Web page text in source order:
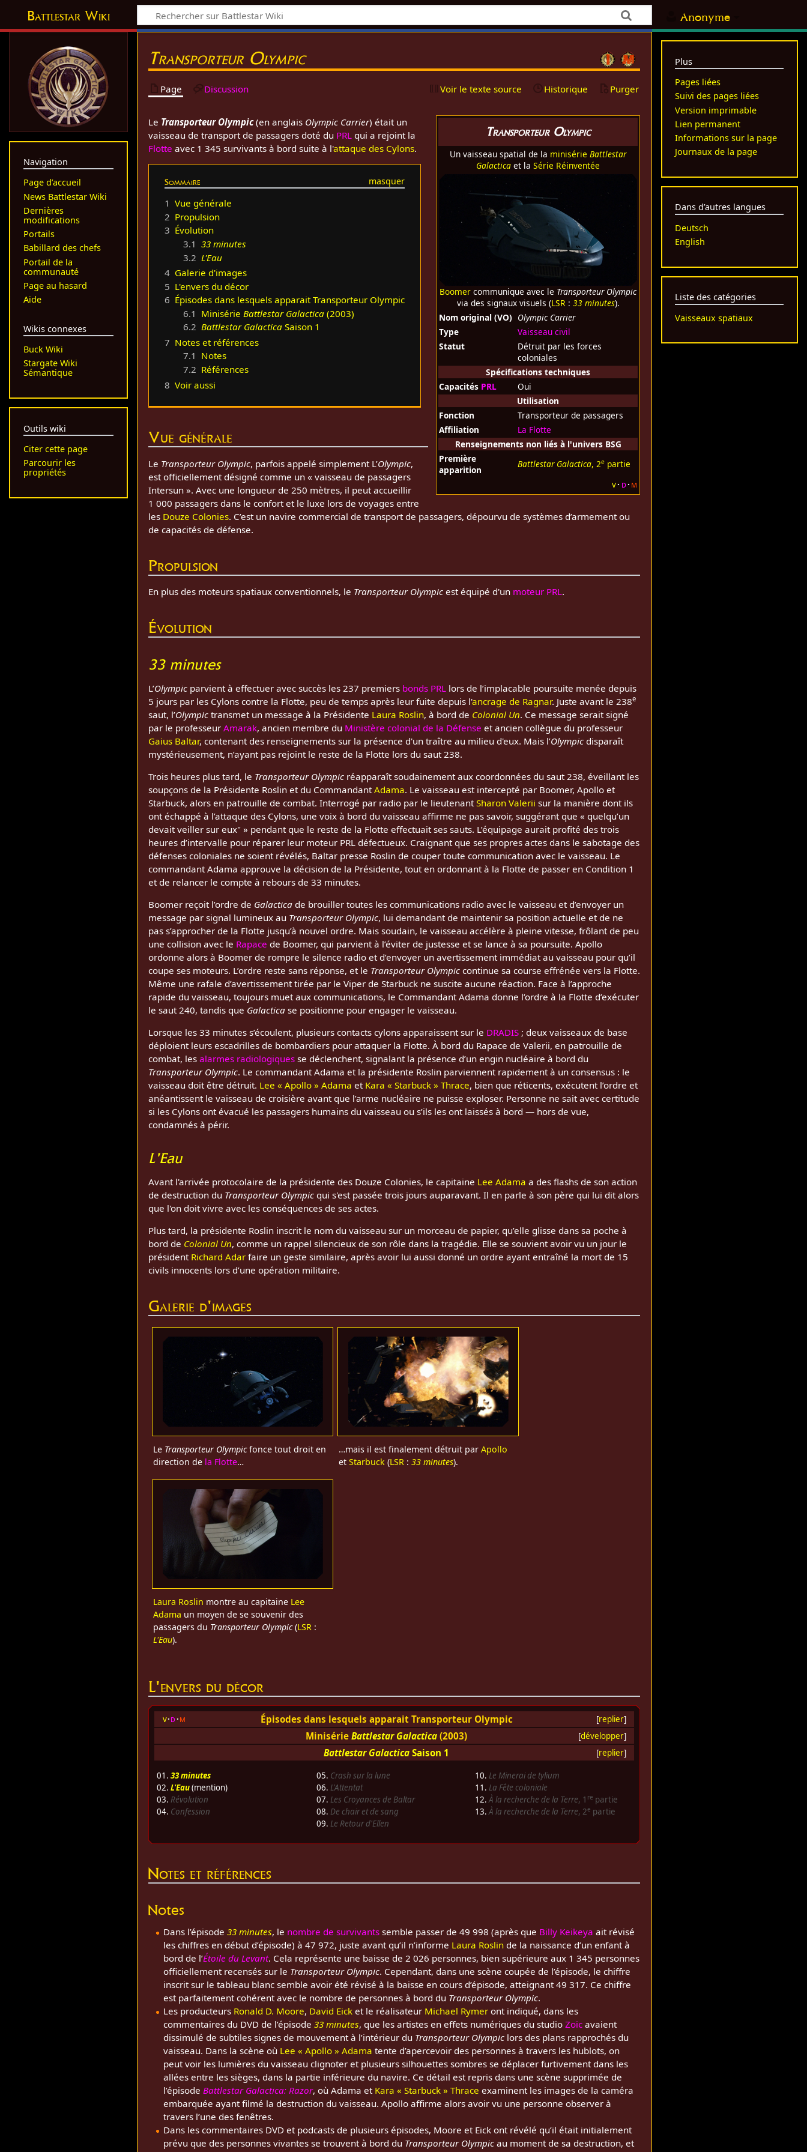
Anonyme
Battlestar Wiki
Transporteur Olympic
Page Discussion Voir le texte source Historique Purger
Transporteur Olympic
Un vaisseau spatial de la minisérieBattlestar
Galactica et laSérie Réinventée
Boomer communique avec le Transporteur Olympic
via des signaux visuels (LSR : 33 minutes).
Nom original (VO) Olympic Carrier
Type
Vaisseau civil
Statut
Détruit par les forces
coloniales
Spécifications techniques
Capacités PRL
Oui
Utilisation
Fonction
Transporteur de passagers
Affiliation
La Flotte
Renseignements non liés à l'univers BSG
Première
apparition
Battlestar Galactica, 2e partie
v d m
Le Transporteur Olympic(en anglais Olympic Carrier) était un
vaisseau de transport de passagers doté du PRL qui a rejoint la
Flotte avec 1 345 survivants à bord suite à l'attaque des Cylons.
Sommaire
1 Vue générale
2 Propulsion
3 Évolution
3.1 33 minutes
3.2 L'Eau
4 Galerie d'images
5 L'envers du décor
6 Épisodes dans lesquels apparait Transporteur Olympic
6.1 Minisérie Battlestar Galactica(2003)
6.2 Battlestar GalacticaSaison 1
7 Notes et références
7.1 Notes
7.2 Références
8 Voir aussi
Vue générale
Le Transporteur Olympic, parfois appelé simplement L’Olympic,
est officiellement désigné comme un « vaisseau de passagers
Intersun ». Avec une longueur de 250 mètres, il peut accueillir
1 000 passagers dans le confort et le luxe lors de voyages entre
les Douze Colonies. C’est un navire commercial de transport de passagers, dépourvu de systèmes d’armement ou
de capacités de défense.
Propulsion
En plus des moteurs spatiaux conventionnels, le Transporteur Olympic est équipé d'un moteur PRL.
Évolution
33 minutes
L’Olympic parvient à effectuer avec succès les 237 premiers bonds PRL lors de l’implacable poursuite menée depuis
5 jours par les Cylons contre la Flotte, peu de temps après leur fuite depuis l'ancrage de Ragnar. Juste avant le 238e
saut, l’Olympic transmet un message à la Présidente Laura Roslin, à bord de Colonial Un. Ce message serait signé
par le professeurAmarak, ancien membre du Ministère colonial de la Défense et ancien collègue du professeur
Gaius Baltar, contenant des renseignements sur la présence d'un traître au milieu d'eux. Mais l’Olympic disparaît
mystérieusement, n’ayant pas rejoint le reste de la Flotte lors du saut 238.
Trois heures plus tard, le Transporteur Olympic réapparaît soudainement aux coordonnées du saut 238, éveillant les
soupçons de la Présidente Roslin et du CommandantAdama. Le vaisseau est intercepté par Boomer, Apollo et
Starbuck, alors en patrouille de combat. Interrogé par radio par le lieutenantSharon Valerii sur la manière dont ils
ont échappé à l’attaque des Cylons, une voix à bord du vaisseau affirme ne pas savoir, suggérant que « quelqu’un
devait veiller sur eux" » pendant que le reste de la Flotte effectuait ses sauts. L’équipage aurait profité des trois
heures d’intervalle pour réparer leur moteur PRL défectueux. Craignant que ses propres actes dans le sabotage des
défenses coloniales ne soient révélés, Baltar presse Roslin de couper toute communication avec le vaisseau. Le
commandant Adama approuve la décision de la Présidente, tout en ordonnant à la Flotte de passer en Condition 1
et de relancer le compte à rebours de 33 minutes.
Boomer reçoit l’ordre de Galactica de brouiller toutes les communications radio avec le vaisseau et d’envoyer un
message par signal lumineux au Transporteur Olympic, lui demandant de maintenir sa position actuelle et de ne
pas s’approcher de la Flotte jusqu’à nouvel ordre. Mais soudain, le vaisseau accélère à pleine vitesse, frôlant de peu
une collision avec le Rapace de Boomer, qui parvient à l’éviter de justesse et se lance à sa poursuite. Apollo
ordonne alors à Boomer de rompre le silence radio et d’envoyer un avertissement immédiat au vaisseau pour qu’il
coupe ses moteurs. L’ordre reste sans réponse, et le Transporteur Olympic continue sa course effrénée vers la Flotte.
Même une rafale d’avertissement tirée par le Viper de Starbuck ne suscite aucune réaction. Face à l’approche
rapide du vaisseau, toujours muet aux communications, le Commandant Adama donne l’ordre à la Flotte d’exécuter
le saut 240, tandis que Galactica se positionne pour engager le vaisseau.
Lorsque les 33 minutes s’écoulent, plusieurs contacts cylons apparaissent sur le DRADIS ; deux vaisseaux de base
déploient leurs escadrilles de bombardiers pour attaquer la Flotte. À bord du Rapace de Valerii, en patrouille de
combat, lesalarmes radiologiques se déclenchent, signalant la présence d’un engin nucléaire à bord du
Transporteur Olympic. Le commandant Adama et la présidente Roslin parviennent rapidement à un consensus : le
vaisseau doit être détruit. Lee « Apollo » Adama et Kara « Starbuck » Thrace, bien que réticents, exécutent l’ordre et
anéantissent le vaisseau de croisière avant que l’arme nucléaire ne puisse exploser. Personne ne sait avec certitude
si les Cylons ont évacué les passagers humains du vaisseau ou s’ils les ont laissés à bord — hors de vue,
condamnés à périr.
L'Eau
Avant l'arrivée protocolaire de la présidente des Douze Colonies, le capitaine Lee Adama a des flashs de son action
de destruction du Transporteur Olympic qui s'est passée trois jours auparavant. Il en parle à son père qui lui dit alors
que l'on doit vivre avec les conséquences de ses actes.
Plus tard, la présidente Roslin inscrit le nom du vaisseau sur un morceau de papier, qu’elle glisse dans sa poche à
bord de Colonial Un, comme un rappel silencieux de son rôle dans la tragédie. Elle se souvient avoir vu un jour le
président Richard Adar faire un geste similaire, après avoir lui aussi donné un ordre ayant entraîné la mort de 15
civils innocents lors d’une opération militaire.
Galerie d'images
Le Transporteur Olympicfonce tout droit en
direction de la Flotte…
…mais il est finalement détruit parApollo
etStarbuck (LSR :33 minutes).
Laura Roslin montre au capitaine Lee
Adama un moyen de se souvenir des
passagers du Transporteur Olympic(LSR :
L'Eau).
L'envers du décor
[replier]
v d m Épisodes dans lesquels apparait Transporteur Olympic
[développer]
MinisérieBattlestar Galactica (2003)
[replier]
Battlestar Galactica Saison 1
01. 33 minutes
02. L'Eau(mention)
03. Révolution
04. Confession
05. Crash sur la lune
06. L'Attentat
07. Les Croyances de Baltar
08. De chair et de sang
09. Le Retour d'Ellen
10. Le Minerai de tylium
11. La Fête coloniale
12.À la recherche de la Terre, 1 re partie
13.À la recherche de la Terre, 2e partie
Notes et références
Notes
Dans l’épisode 33 minutes, le nombre de survivantssemble passer de 49 998 (après que Billy Keikeya ait révisé
les chiffres en début d’épisode) à 47 972, juste avant qu’il n’informe Laura Roslinde la naissance d’un enfant à
bord de l’Étoile du Levant. Cela représente une baisse de 2 026 personnes, bien supérieure aux 1 345 personnes
officiellement recensés sur le Transporteur Olympic. Cependant, dans une scène coupée de l’épisode, le chiffre
inscrit sur le tableau blanc semble avoir été révisé à la baisse en cours d’épisode, atteignant 49 317. Ce chiffre
est parfaitement cohérent avec le nombre de personnes à bord du Transporteur Olympic.
Les producteurs Ronald D. Moore, David Eicket le réalisateur Michael Rymeront indiqué, dans les
commentaires du DVD de l’épisode 33 minutes, que les artistes en effets numériques du studio Zoicavaient
dissimulé de subtiles signes de mouvement à l’intérieur du Transporteur Olympiclors des plans rapprochés du
vaisseau. Dans la scène où Lee « Apollo » Adama tente d’apercevoir des personnes à travers les hublots, on
peut voir les lumières du vaisseau clignoter et plusieurs silhouettes sombres se déplacer furtivement dans les
allées entre les sièges, dans la partie inférieure du navire. Ce détail est repris dans une scène supprimée de
l’épisode Battlestar Galactica: Razor, où Adama et Kara « Starbuck » Thrace examinent les images de la caméra
embarquée ayant filmé la destruction du vaisseau. Apollo affirme alors avoir vu une personne observer à
travers l’une des fenêtres.
Dans les commentaires DVD et podcasts de plusieurs épisodes, Moore et Eick ont révélé qu’il était initialement
prévu que des personnes vivantes se trouvent à bord du Transporteur Olympicau moment de sa destruction, et
Navigation
Page d’accueil
News Battlestar Wiki
Dernières
modifications
Portails
Babillard des chefs
Portail de la
communauté
Page au hasard
Aide
Wikis connexes
Buck Wiki
Stargate Wiki
Sémantique
Outils wiki
Citer cette page
Parcourir les
propriétés
Plus
Pages liées
Suivi des pages liées
Version imprimable
Lien permanent
Informations sur la page
Journaux de la page
Dans d’autres langues
Deutsch
English
Liste des catégories
Vaisseaux spatiaux